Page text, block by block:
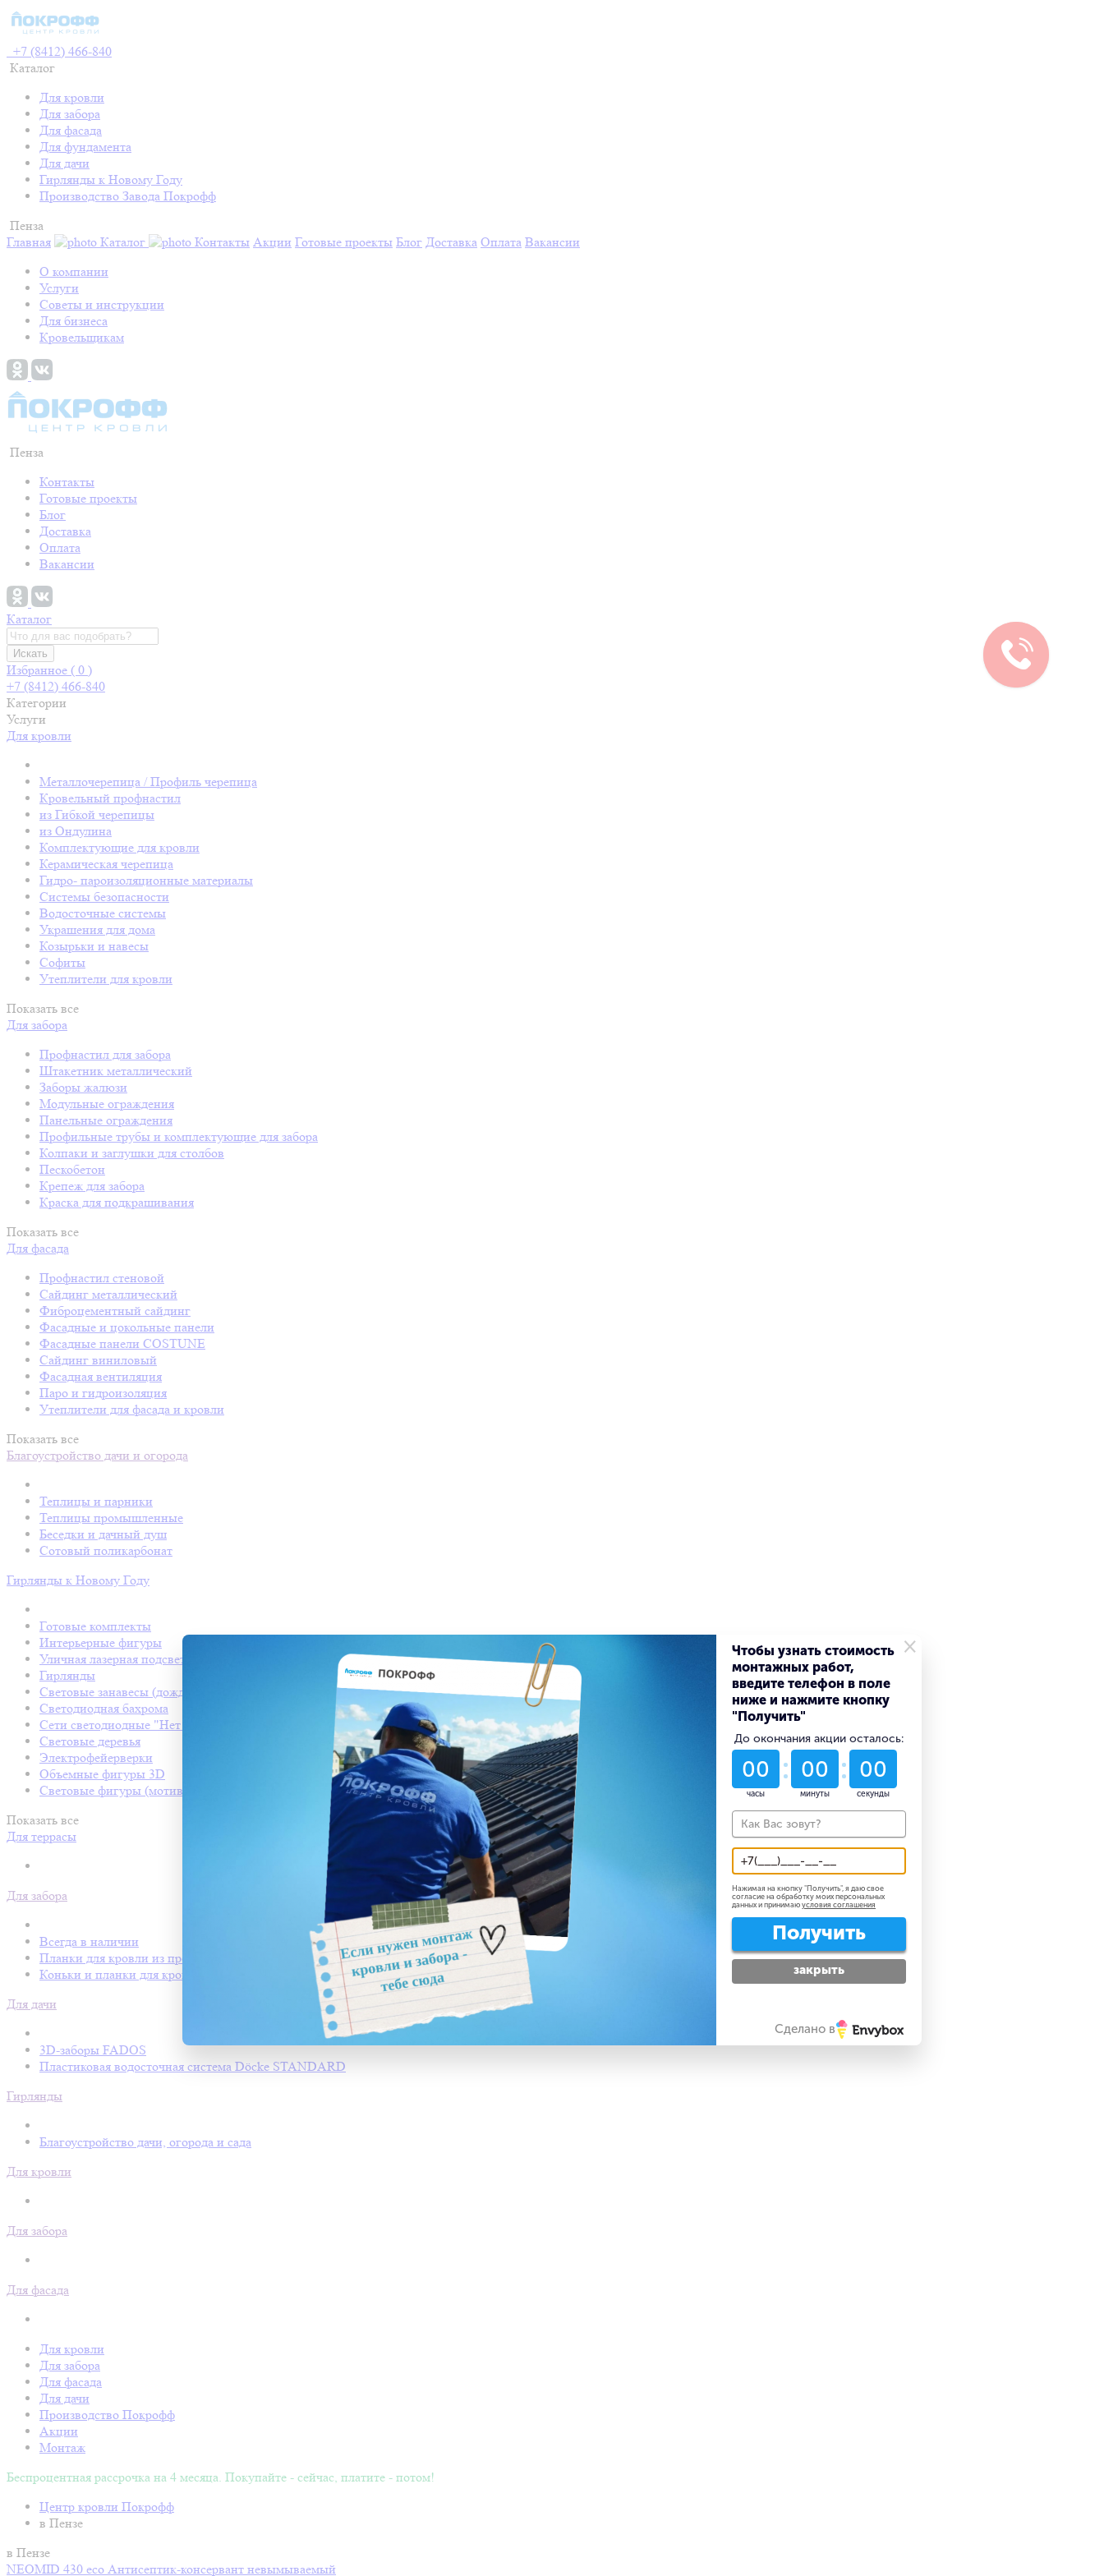
+7 (8412) 466-840
Каталог
Для кровли
Для забора
Для фасада
Для фундамента
Для дачи
Гирлянды к Новому Году
Производство Завода Покрофф
Пенза
Главная
Каталог Контакты Акции Готовые проекты Блог Доставка Оплата Вакансии
О компании
Услуги
Советы и инструкции
Для бизнеса
Кровельщикам
Пенза
Контакты
Готовые проекты
Блог
Доставка
Оплата
Вакансии
Каталог
Искать
Избранное ( 0 )
+7 (8412) 466-840
Категории
Услуги
Для кровли
Металлочерепица / Профиль черепица
Кровельный профнастил
из Гибкой черепицы
из Ондулина
Комплектующие для кровли
Керамическая черепица
Гидро- пароизоляционные материалы
Системы безопасности
Водосточные системы
Украшения для дома
Козырьки и навесы
Софиты
Утеплители для кровли
Показать все
Для забора
Профнастил для забора
Штакетник металлический
Заборы жалюзи
Модульные ограждения
Панельные ограждения
Профильные трубы и комплектующие для забора
Колпаки и заглушки для столбов
Пескобетон
Крепеж для забора
Краска для подкрашивания
Показать все
Для фасада
Профнастил стеновой
Сайдинг металлический
Фиброцементный сайдинг
Фасадные и цокольные панели
Фасадные панели COSTUNE
Сайдинг виниловый
Фасадная вентиляция
Паро и гидроизоляция
Утеплители для фасада и кровли
Показать все
Благоустройство дачи и огорода
Теплицы и парники
Теплицы промышленные
Беседки и дачный душ
Сотовый поликарбонат
Гирлянды к Новому Году
Готовые комплекты
Интерьерные фигуры
Уличная лазерная подсветка
Гирлянды
Световые занавесы (дождь светодиодный)
Светодиодная бахрома
Сети светодиодные "Нет Лайт"
Световые деревья
Электрофейерверки
Объемные фигуры 3D
Световые фигуры (мотивы)
Показать все
Для террасы
Для забора
Всегда в наличии
Планки для кровли из профнастила
Коньки и планки для кровли Покрофф
Для дачи
3D-заборы FADOS
Пластиковая водосточная система Döcke STANDARD
Гирлянды
Благоустройство дачи, огорода и сада
Для кровли
Для забора
Для фасада
Для кровли
Для забора
Для фасада
Для дачи
Производство Покрофф
Акции
Монтаж
Беспроцентная рассрочка на 4 месяца. Покупайте - сейчас, платите - потом!
Центр кровли Покрофф
в Пензе
в Пензе
NEOMID 430 eco Антисептик-консервант невымываемый
×
Чтобы узнать стоимость
монтажных работ,
введите телефон в поле
ниже и нажмите кнопку
"Получить"
До окончания акции осталось:
54
дни
16
часы
15
минуты
Нажимая на кнопку "Получить", я даю свое
согласие на обработку моих персональных
данных и принимаю условия соглашения
Получить
закрыть
Сделано в